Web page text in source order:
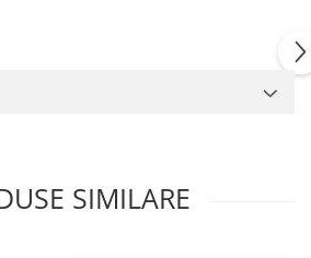
SIMILARE